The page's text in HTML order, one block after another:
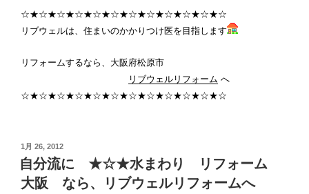
☆★☆★☆★☆★☆★☆★☆★☆★☆★☆★☆★☆
リブウェルは、住まいのかかりつけ医を目指します
リフォームするなら、大阪府松原市
リブウェルリフォーム へ
☆★☆★☆★☆★☆★☆★☆★☆★☆★☆★☆★☆
投
稿
日:
1月 26, 2012
自分流に ★☆★水まわり リフォーム
大阪 なら、リブウェルリフォームへ